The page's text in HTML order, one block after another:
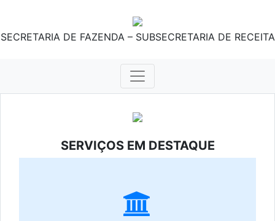
SECRETARIA DE FAZENDA – SUBSECRETARIA DE RECEITA
SERVIÇOS EM DESTAQUE